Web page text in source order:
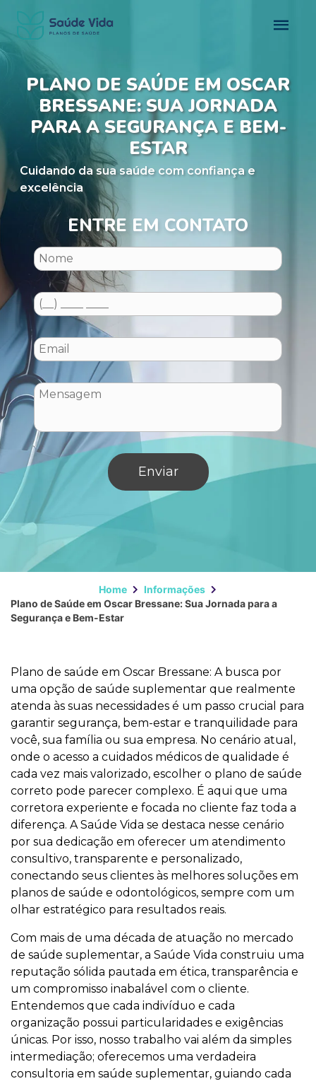
PLANO DE SAÚDE EM OSCAR
BRESSANE: SUA JORNADA
PARA A SEGURANÇA E BEM-
ESTAR
Cuidando da sua saúde com confiança e
excelência
ENTRE EM CONTATO
Home
Informações
Plano de Saúde em Oscar Bressane: Sua Jornada para a
Segurança e Bem-Estar
Plano de saúde em Oscar Bressane: A busca por
uma opção de saúde suplementar que realmente
atenda às suas necessidades é um passo crucial para
garantir segurança, bem-estar e tranquilidade para
você, sua família ou sua empresa. No cenário atual,
onde o acesso a cuidados médicos de qualidade é
cada vez mais valorizado, escolher o plano de saúde
correto pode parecer complexo. É aqui que uma
corretora experiente e focada no cliente faz toda a
diferença. A Saúde Vida se destaca nesse cenário
por sua dedicação em oferecer um atendimento
consultivo, transparente e personalizado,
conectando seus clientes às melhores soluções em
planos de saúde e odontológicos, sempre com um
olhar estratégico para resultados reais.
Com mais de uma década de atuação no mercado
de saúde suplementar, a Saúde Vida construiu uma
reputação sólida pautada em ética, transparência e
um compromisso inabalável com o cliente.
Entendemos que cada indivíduo e cada
organização possui particularidades e exigências
únicas. Por isso, nosso trabalho vai além da simples
intermediação; oferecemos uma verdadeira
consultoria em saúde suplementar, guiando cada